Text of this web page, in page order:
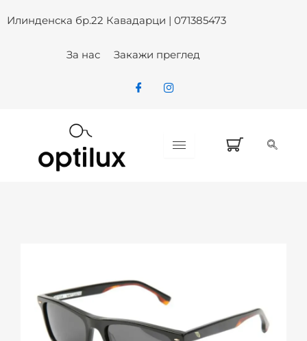
toИлинденска бр.22 Кавадарци | 071385473
За нас Закажи преглед